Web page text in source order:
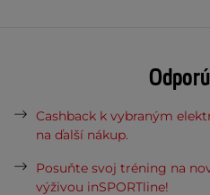
Cashback k vybraným
na ďalší nákup.
Posuňte svoj tréning na
výživou inSPORTline!